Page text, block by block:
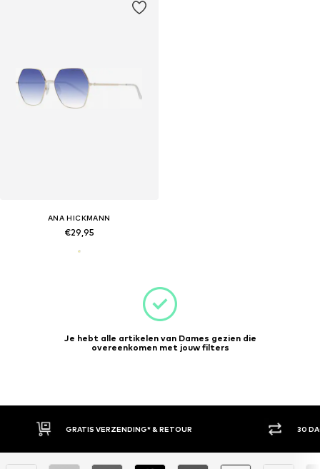
ANA HICKMANN
€29,95
Je hebt alle artikelen van Dames gezien die
overeenkomen met jouw filters
GRATIS VERZENDING* & RETOUR 30